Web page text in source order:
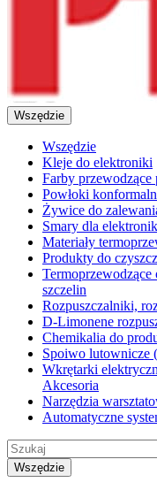
Wszędzie
Wszędzie
Kleje do elektroniki
Farby przewodzące
Powłoki
Żywice do
Smary dla
Materiały
Produkty do
szczelin
Rozpuszczalniki,
D-Limonene
Chemikalia do
Spoiwo lutownicze
Wkrętarki
Akcesoria
Narzędzia
Automatyczne
Wszędzie